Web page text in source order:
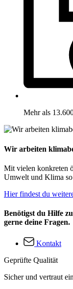
Mehr als
Wir arbeiten
Mit vielen konkreten
Umwelt und Klima
Hier findest du
Benötigst du Hilfe
gerne deine Fragen.
Kontakt
Geprüfte Qualität
Sicher und vertraut